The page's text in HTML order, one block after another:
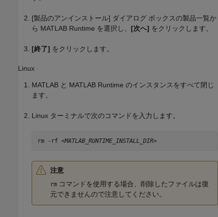
[製品のアンインストール] ダイアログ ボックスの製品一覧か
ら MATLAB Runtime を選択し、 [次へ] をクリックします。
[終了] をクリックします。
Linux
MATLAB と MATLAB Runtime のインスタンスをすべて閉じ
ます。
Linux ターミナルで次のコマンドを入力します。
rm -rf <MATLAB_RUNTIME_INSTALL_DIR>
注意
rm コマンドを使用する場合、削除したファイルは復
元できませんので注意してください。